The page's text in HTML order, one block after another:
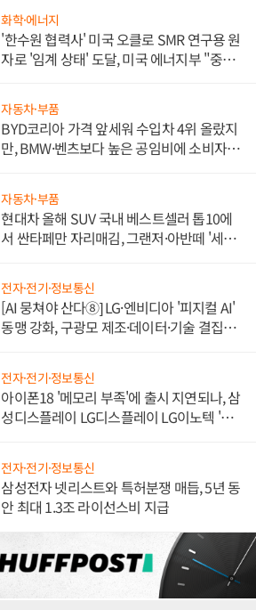
화학·에너지
'한수원 협력사' 미국 오클로 SMR 연구용 원
자로 '임계 상태' 도달, 미국 에너지부 "중요
자동차·부품
BYD코리아 가격 앞세워 수입차 4위 올랐지
만, BMW·벤츠보다 높은 공임비에 소비자
자동차·부품
현대차 올해 SUV 국내 베스트셀러 톱10에
서 싼타페만 자리매김, 그랜저·아반떼 '세단
전자·전기·정보통신
[AI 뭉쳐야 산다⑧] LG·엔비디아 '피지컬 AI'
동맹 강화, 구광모 제조·데이터·기술 결집
전자·전기·정보통신
아이폰18 '메모리 부족'에 출시 지연되나, 삼
성디스플레이 LG디스플레이 LG이노텍 '탈
전자·전기·정보통신
삼성전자 넷리스트와 특허분쟁 매듭, 5년 동
안 최대 1.3조 라이선스비 지급